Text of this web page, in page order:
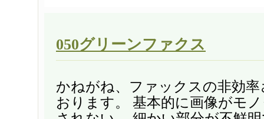
050グリーンファクス
かねがね、ファックスの非効
おります。 基本的に画像がモ